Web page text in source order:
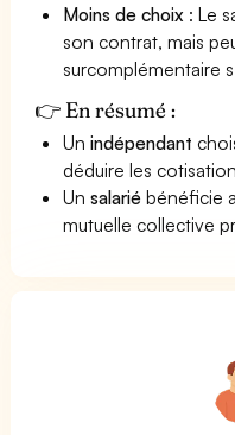
Moins de choix : Le
son contrat, mais
surcomplémentaire
👉 En résumé :
Unindépendant
déduire les
Unsalarié bénéficie
mutuelle collective